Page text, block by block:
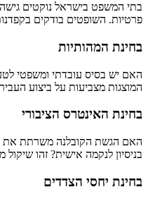
בתי המשפט בישראל נוקטים גישה
פרטיות. השופטים בודקים
בחינת המהותיות
האם יש בסיס עובדתי ומשפטי
המוצגות מצביעות על ביצוע
בחינת האינטרס הציבורי
האם הגשת הקובלנה משרתת את
בניסיון לנקמה אישית? זהו
בחינת יחסי הצדדים